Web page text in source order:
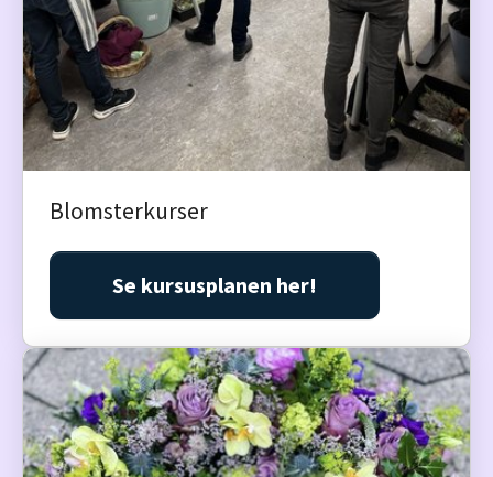
Blomsterkurser
Se kursusplanen her!